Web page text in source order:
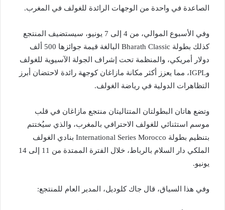
الصاعدة في واحدة من الوجهات الرائدة للغولف في المغرب.
وفي الأسبوع الموالي، من 4 إلى 7 يونيو، سيستضيف المنتجع
كذلك بطولة Bharath Classic البالغة قيمة جوائزها 500 ألف
دولار أمريكي، والمنظمة تحت إشراف الجولة الآسيوية للغولف
وIGPL، مما يعزز أكثر مكانة مازاغان كوجهة رائدة لاحتضان أبرز
التظاهرات الدولية في رياضة الغولف.
وتضع هاتان البطولتان المتتاليتان منتجع مازاغان في قلب
موسم استثنائي للغولف الاحترافي بالمغرب، والذي سيُختتم
بتنظيم بطولة International Series Morocco بنادي الغولف
الملكي دار السلام بالرباط، خلال الفترة الممتدة من 11 إلى 14
يونيو.
وفي هذا السياق، قال جاك كلوديل، المدير العام للمنتجع: